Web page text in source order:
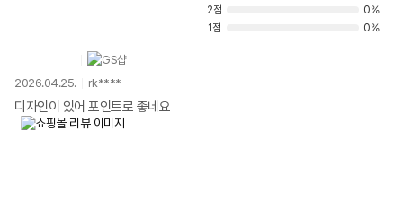
2점
0%
1점
0%
2026.04.25. rk****
디자인이 있어 포인트로 좋네요